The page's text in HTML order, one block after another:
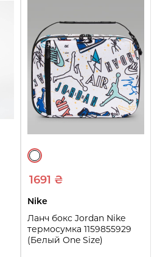
1691 ₴
Nike
Ланч бокс Jordan Nike
термосумка 1159855929
(Белый One Size)